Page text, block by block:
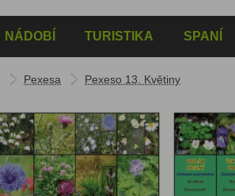
NÁDOBÍ TURISTIKA SPANÍ
Pexesa Pexeso 13. Květiny